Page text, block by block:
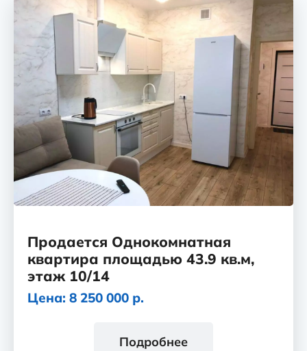
Продается Однокомнатная
квартира площадью 43.9 кв.м,
этаж 10/14
Цена: 8 250 000 р.
Подробнее